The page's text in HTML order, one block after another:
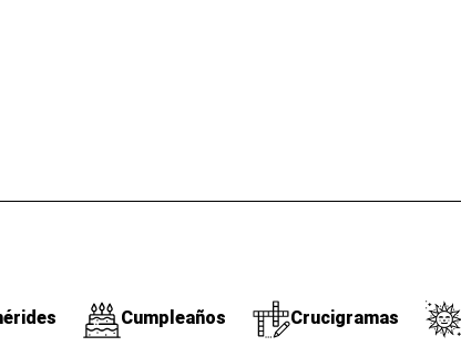
Cumpleaños Crucigramas